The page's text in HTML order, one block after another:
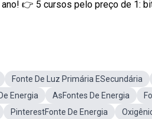
👉 5 cursos pelo preço de 1:
Fonte De Luz Primária ESecundária
Energia AsFontes De Energia
PinterestFonte De Energia